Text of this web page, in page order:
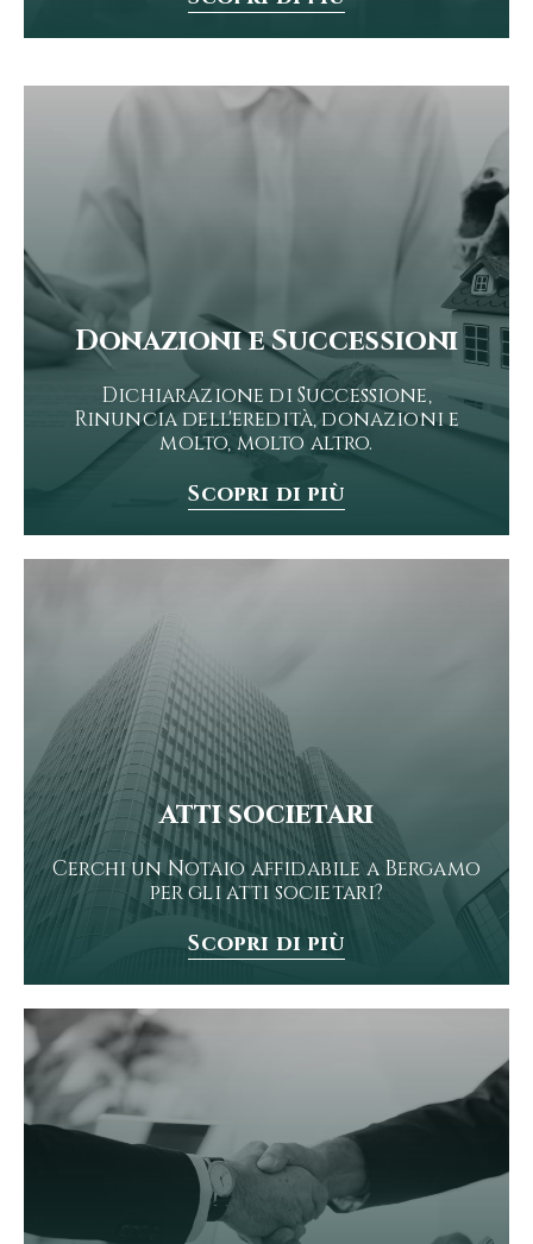
Donazioni e Successioni
Dichiarazione di Successione,
Rinuncia dell'eredità, donazioni e
molto, molto altro.
Scopri di più
atti societari
Cerchi un Notaio affidabile a Bergamo
per gli atti societari?
Scopri di più